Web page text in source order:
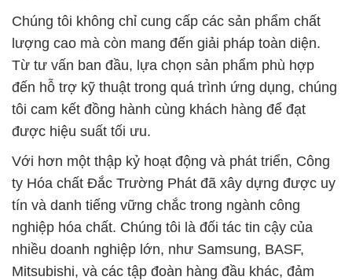
Chúng tôi không chỉ cung cấp các sản phẩm chất
lượng cao mà còn mang đến giải pháp toàn diện.
Từ tư vấn ban đầu, lựa chọn sản phẩm phù hợp
đến hỗ trợ kỹ thuật trong quá trình ứng dụng, chúng
tôi cam kết đồng hành cùng khách hàng để đạt
được hiệu suất tối ưu.
Với hơn một thập kỷ hoạt động và phát triển, Công
ty Hóa chất Đắc Trường Phát đã xây dựng được uy
tín và danh tiếng vững chắc trong ngành công
nghiệp hóa chất. Chúng tôi là đối tác tin cậy của
nhiều doanh nghiệp lớn, như Samsung, BASF,
Mitsubishi, và các tập đoàn hàng đầu khác, đảm